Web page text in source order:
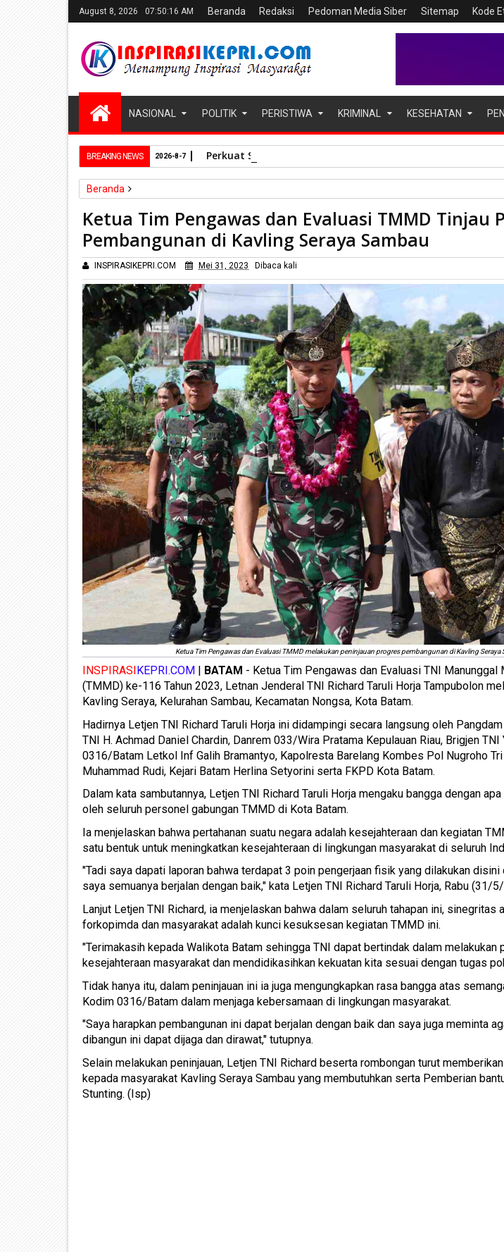
August 8, 2026 07:50:17 AM Beranda Redaksi Pedoman Media Siber Sitemap Kode
NASIONAL POLITIK PERISTIWA KRIMINAL KESEHATAN
BREAKING NEWS Perkuat Sinergi Kelembagaan, RSBP Batam dan BPOM
2026-8-7
Beranda
Ketua Tim Pengawas dan Evaluasi TMMD Tinjau
Pembangunan di Kavling Seraya Sambau
INSPIRASIKEPRI.COM Mei 31, 2023 Dibaca kali
Ketua Tim Pengawas dan Evaluasi TMMD melakukan peninjauan progres pembangunan di Kavling Seraya
INSPIRASIKEPRI.COM | BATAM - Ketua Tim Pengawas dan Evaluasi TNI Manunggal
(TMMD) ke-116 Tahun 2023, Letnan Jenderal TNI Richard Taruli Horja Tampubolon
Kavling Seraya, Kelurahan Sambau, Kecamatan Nongsa, Kota Batam.
Hadirnya Letjen TNI Richard Taruli Horja ini didampingi secara langsung oleh
TNI H. Achmad Daniel Chardin, Danrem 033/Wira Pratama Kepulauan Riau, Brigjen
0316/Batam Letkol Inf Galih Bramantyo, Kapolresta Barelang Kombes Pol Nugroho
Muhammad Rudi, Kejari Batam Herlina Setyorini serta FKPD Kota Batam.
Dalam kata sambutannya, Letjen TNI Richard Taruli Horja mengaku bangga dengan
oleh seluruh personel gabungan TMMD di Kota Batam.
Ia menjelaskan bahwa pertahanan suatu negara adalah kesejahteraan dan kegiatan
satu bentuk untuk meningkatkan kesejahteraan di lingkungan masyarakat di seluruh
"Tadi saya dapati laporan bahwa terdapat 3 poin pengerjaan fisik yang dilakukan disini
saya semuanya berjalan dengan baik," kata Letjen TNI Richard Taruli Horja, Rabu (31/
Lanjut Letjen TNI Richard, ia menjelaskan bahwa dalam seluruh tahapan ini, sinegritas
forkopimda dan masyarakat adalah kunci kesuksesan kegiatan TMMD ini.
"Terimakasih kepada Walikota Batam sehingga TNI dapat bertindak dalam melakukan
kesejahteraan masyarakat dan mendidikasihkan kekuatan kita sesuai dengan tugas
Tidak hanya itu, dalam peninjauan ini ia juga mengungkapkan rasa bangga atas
Kodim 0316/Batam dalam menjaga kebersamaan di lingkungan masyarakat.
"Saya harapkan pembangunan ini dapat berjalan dengan baik dan saya juga meminta
dibangun ini dapat dijaga dan dirawat," tutupnya.
Selain melakukan peninjauan, Letjen TNI Richard beserta rombongan turut
kepada masyarakat Kavling Seraya Sambau yang membutuhkan serta Pemberian
Stunting. (Isp)